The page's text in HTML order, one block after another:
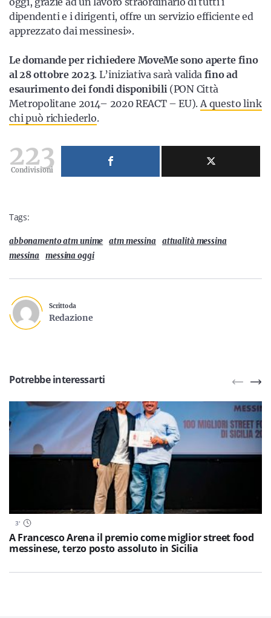
dipendenti e i dirigenti, offre un servizio efficiente ed
apprezzato dai messinesi».
Le domande per richiedere MoveMe sono aperte fino
al 28 ottobre 2023. L’iniziativa sarà valida fino ad
esaurimento dei fondi disponibili(PON Città
Metropolitane 2014– 2020 REACT – EU).A questo link
chi può richiederlo.
223
Condivisioni
Tags:
abbonamento atm unime atm messina attualità messina
messina messina oggi
Scritto da
Redazione
Potrebbe interessarti
3'
A Francesco Arena il premio come miglior street food
messinese, terzo posto assoluto in Sicilia